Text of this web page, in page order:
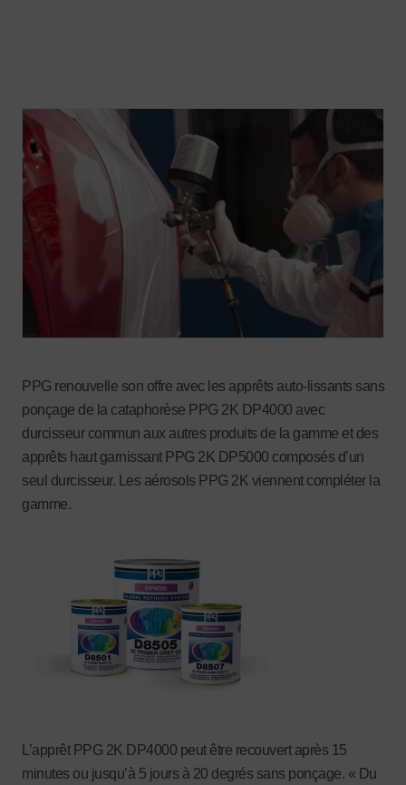
PPG renouvelle son offre avec les apprêts auto-lissants sans
ponçage de la cataphorèse PPG 2K DP4000 avec
durcisseur commun aux autres produits de la gamme et des
apprêts haut garnissant PPG 2K DP5000 composés d’un
seul durcisseur. Les aérosols PPG 2K viennent compléter la
gamme.
L’apprêt PPG 2K DP4000 peut être recouvert après 15
minutes ou jusqu’à 5 jours à 20 degrés sans ponçage. « Du